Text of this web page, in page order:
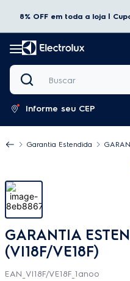
8% OFF em toda a loja |
Buscar
Informe seu CEP
Garantia Estendida
GARANTIA
(VI18F/VE18F)
EAN_VI18F/VE18F_1anoo